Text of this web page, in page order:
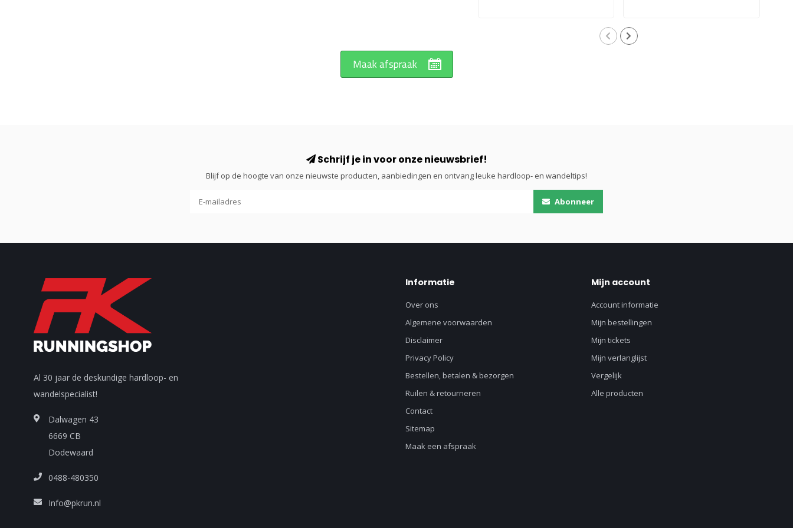
Maak afspraak
Schrijf je in voor onze nieuwsbrief!
Blijf op de hoogte van onze nieuwste producten, aanbiedingen en ontvang leuke hardloop- en wandeltips!
Abonneer
Al 30 jaar de deskundige hardloop- en
wandelspecialist!
Dalwagen 43
6669 CB
Dodewaard
0488-480350
Info@pkrun.nl
Informatie
Over ons
Algemene voorwaarden
Disclaimer
Privacy Policy
Bestellen, betalen & bezorgen
Ruilen & retourneren
Contact
Sitemap
Maak een afspraak
Mijn account
Account informatie
Mijn bestellingen
Mijn tickets
Mijn verlanglijst
Vergelijk
Alle producten